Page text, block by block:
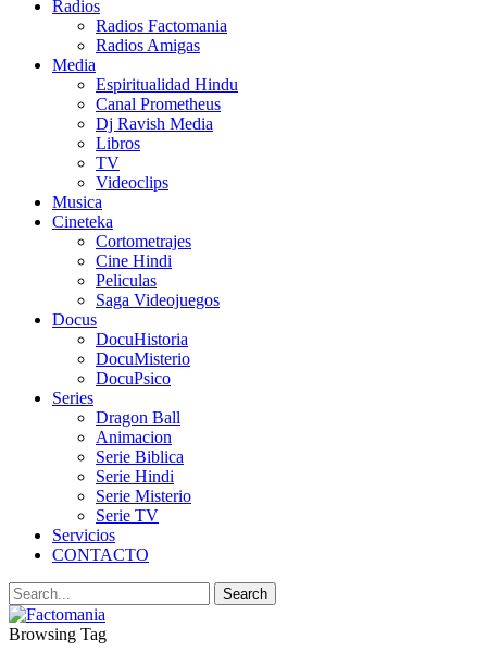
Radios
Radios Factomania
Radios Amigas
Media
Espiritualidad Hindu
Canal Prometheus
Dj Ravish Media
Libros
TV
Videoclips
Musica
Cineteka
Cortometrajes
Cine Hindi
Peliculas
Saga Videojuegos
Docus
DocuHistoria
DocuMisterio
DocuPsico
Series
Dragon Ball
Animacion
Serie Biblica
Serie Hindi
Serie Misterio
Serie TV
Servicios
CONTACTO
Browsing Tag